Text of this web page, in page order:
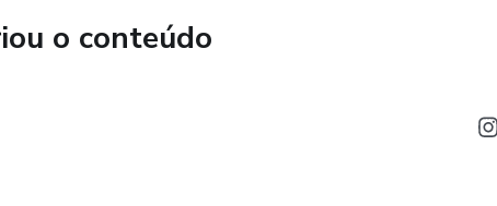
o conteúdo